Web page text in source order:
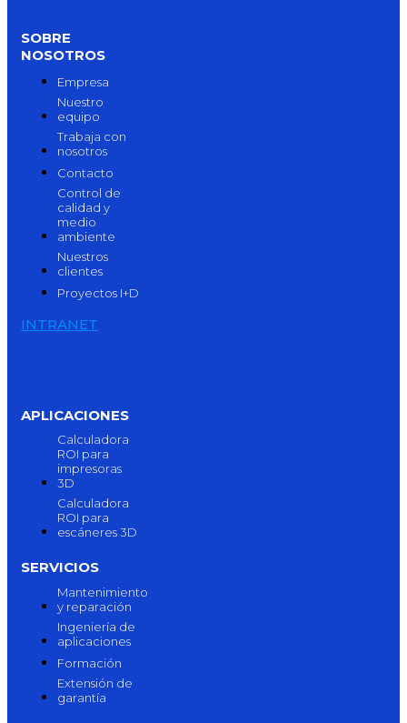
SOBRE
NOSOTROS
Empresa
Nuestro
equipo
Trabaja con
nosotros
Contacto
Control de
calidad y
medio
ambiente
Nuestros
clientes
Proyectos I+D
INTRANET
APLICACIONES
Calculadora
ROI para
impresoras
3D
Calculadora
ROI para
escáneres 3D
SERVICIOS
Mantenimiento
y reparación
Ingeniería de
aplicaciones
Formación
Extensión de
garantía